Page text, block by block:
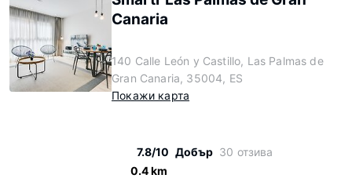
Canaria
140 Calle León y Castillo, Las Palmas de
Gran Canaria, 35004, ES
Покажи карта
7.8/10 Добър 30 отзива
0.4 km